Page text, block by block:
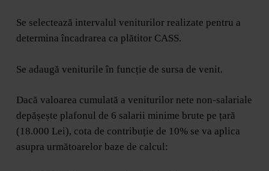
Se selectează intervalul veniturilor realizate pentru a
determina încadrarea ca plătitor CASS.
Se adaugă veniturile în funcție de sursa de venit.
Dacă valoarea cumulată a veniturilor nete non-salariale
depășește plafonul de 6 salarii minime brute pe țară
(18.000 Lei), cota de contribuție de 10% se va aplica
asupra următoarelor baze de calcul: